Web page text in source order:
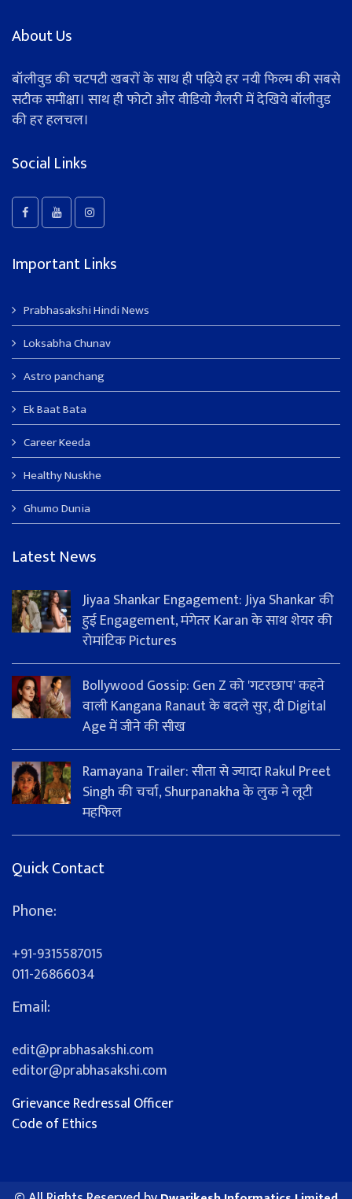
About Us
बॉलीवुड की चटपटी खबरों के साथ ही पढ़िये हर नयी फिल्म की सबसे
सटीक समीक्षा। साथ ही फोटो और वीडियो गैलरी में देखिये बॉलीवुड
की हर हलचल।
Social Links
Important Links
Prabhasakshi Hindi News
Loksabha Chunav
Astro panchang
Ek Baat Bata
Career Keeda
Healthy Nuskhe
Ghumo Dunia
Latest News
Jiyaa Shankar Engagement: Jiya Shankar की
हुई Engagement, मंगेतर Karan के साथ शेयर की
रोमांटिक Pictures
Bollywood Gossip: Gen Z को 'गटरछाप' कहने
वाली Kangana Ranaut के बदले सुर, दी Digital
Age में जीने की सीख
Ramayana Trailer: सीता से ज्यादा Rakul Preet
Singh की चर्चा, Shurpanakha के लुक ने लूटी
महफिल
Quick Contact
Phone:
+91-9315587015
011-26866034
Email:
edit@prabhasakshi.com
editor@prabhasakshi.com
Grievance Redressal Officer
Code of Ethics